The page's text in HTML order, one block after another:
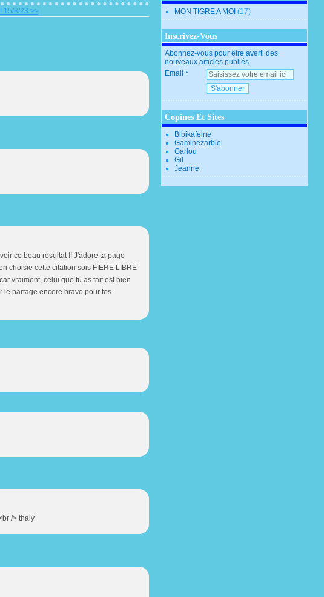
15/8/23 >>
ce beau résultat !! J'adore ta page
choisie cette citation sois FIERE LIBRE
vraiment, celui que tu as fait est bien
le partage encore bravo pour tes
/> thaly
MON TIGRE A MOI (17)
Inscrivez-Vous
Abonnez-vous pour être averti des
nouveaux articles publiés.
Email
Copines Et Sites
Bibikaféine
Gaminezarbie
Garlou
Gil
Jeanne